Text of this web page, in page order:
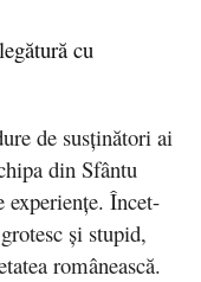
cu
de susținători ai
din Sfântu
experiențe. Încet-
și stupid,
românească.